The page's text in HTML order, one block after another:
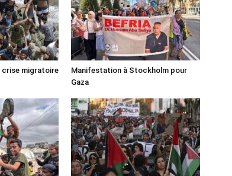
crise migratoire
Manifestation à Stockholm pour
Gaza